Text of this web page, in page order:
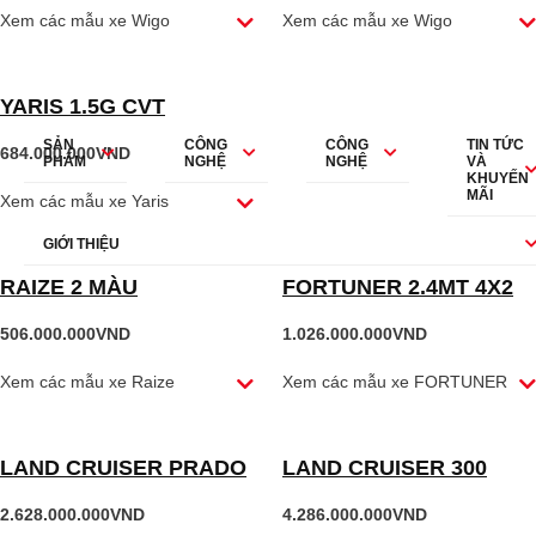
Xem các mẫu xe Wigo Xem các mẫu xe Wigo
YARIS 1.5G CVT
684.000.000VND
Xem các mẫu xe Yaris
RAIZE 2 MÀU
506.000.000VND
Xem các mẫu xe Raize
FORTUNER 2.4MT 4X2
1.026.000.000VND
Xem các mẫu xe FORTUNER
LAND CRUISER PRADO
2.628.000.000VND
LAND CRUISER 300
4.286.000.000VND
SẢN
PHẨM
CÔNG
NGHỆ
CÔNG
NGHỆ
TIN TỨC
VÀ
KHUYẾN
MÃI
GIỚI THIỆU
ĐẠI LÝ TOYOTA PHÚ TÀI
ĐỨC - HÀ TĨNH
Hà Tĩnh.
Hương
ĐƯỜNG DÂY NÓNG
Hotline:(02393) 797 666